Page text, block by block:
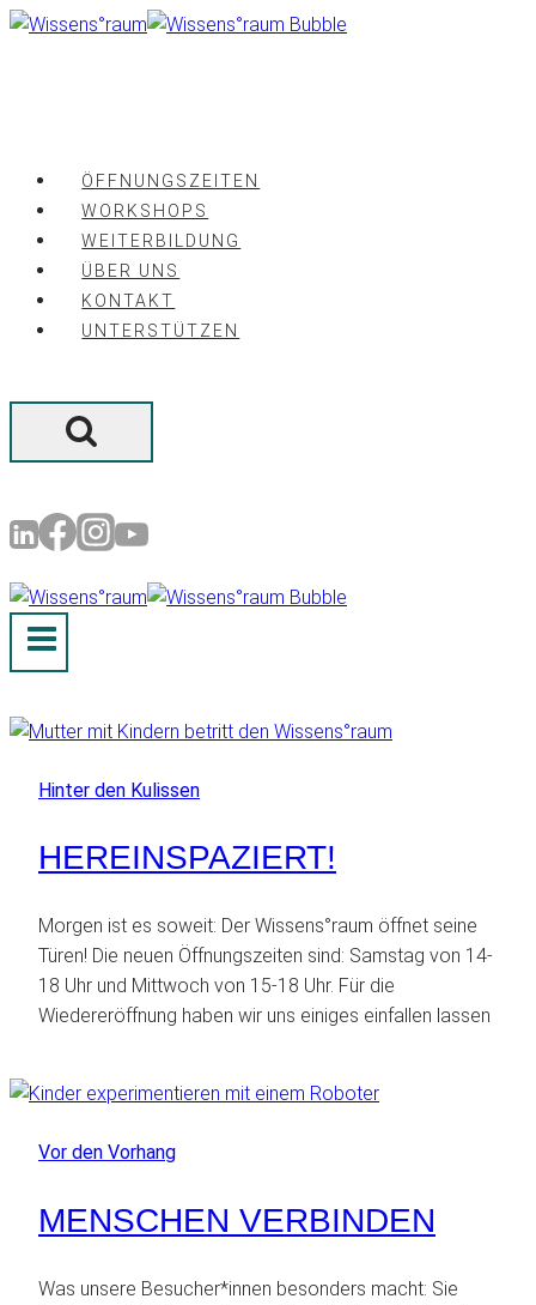
Zum
ÖFFNUNGSZEITEN
WORKSHOPS
WEITERBILDUNG
ÜBER UNS
KONTAKT
UNTERSTÜTZEN
Hinter den Kulissen
HEREINSPAZIERT!
Morgen ist es soweit: Der Wissens°raum öffnet seine
Türen! Die neuen Öffnungszeiten sind: Samstag von 14-
18 Uhr und Mittwoch von 15-18 Uhr. Für die
Wiedereröffnung haben wir uns einiges einfallen lassen
Vor den Vorhang
MENSCHEN VERBINDEN
Was unsere Besucher*innen besonders macht: Sie